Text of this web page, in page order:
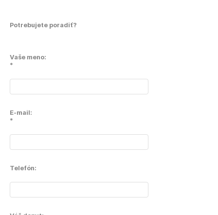
Potrebujete poradiť?
Vaše meno:
*
E-mail:
*
Telefón: